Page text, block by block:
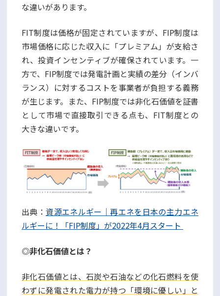
な違いがあります。
FIT制度は価格が固定されていますが、FIP制度は
市場価格に応じた収入に「プレミアム」が支給さ
れ、投資インセンティブが確保されています。一
方で、FIP制度では発電計画と実績の差分（インバ
ランス）に対するコストを事業者が負担する義務
が生じます。また、FIP制度では非化石価値を証書
として市場で直接取引できる点も、FIT制度との
大きな違いです。
出典： 資源エネルギー｜再エネを日本の主力エネ
ルギーに！「FIP制度」が2022年4月スタート
◎非化石価値とは？
非化石価値とは、石炭や石油などの化石燃料を使
わずに発電された電力が持つ「環境に優しい」と